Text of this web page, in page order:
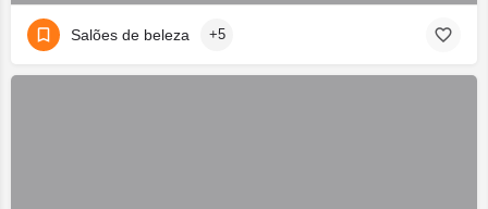
Salões de beleza +5